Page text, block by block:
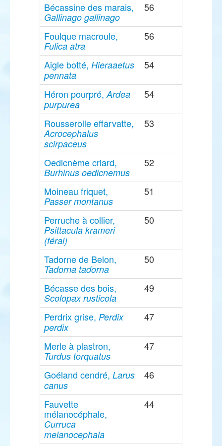
Bécassine des marais,
Gallinago gallinago
56
Foulque macroule,
Fulica atra
56
Aigle botté, Hieraaetus
pennata
54
Héron pourpré,Ardea
purpurea
54
Rousserolle effarvatte,
Acrocephalus
scirpaceus
53
Oedicnème criard,
Burhinus oedicnemus
52
Moineau friquet,
Passer montanus
51
Perruche à collier,
Psittacula krameri
(féral)
50
Tadorne de Belon,
Tadorna tadorna
50
Bécasse des bois,
Scolopax rusticola
49
Perdrix grise, Perdix
perdix
47
Merle à plastron,
Turdus torquatus
47
Goéland cendré, Larus
canus
46
Fauvette
mélanocéphale,
Curruca
melanocephala
44